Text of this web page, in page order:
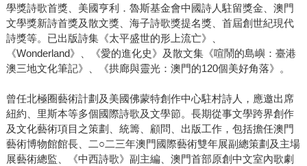
學獎詩歌首獎、美國亨利．魯斯基金會中國詩人駐留獎金、澳門
文學獎新詩首獎及散文獎、海子詩歌獎提名獎、首屆創世紀現代
詩獎等。已出版詩集《太平盛世的形上流亡》、
《Wonderland》、《愛的進化史》及散文集《喧鬧的島嶼：臺港
澳三地文化筆記》、《拱廊與靈光：澳門的120個美好角落》。
曾任北極圈藝術計劃及美國佛蒙特創作中心駐村詩人，應邀出席
紐約、里斯本等多個國際詩歌及文學節。長期從事文學跨界創作
及文化藝術項目之策劃、統籌、顧問、出版工作，包括擔任澳門
藝術博物館館長、二○二三年澳門國際藝術雙年展副總策劃及主場
展藝術總監、《中西詩歌》副主編、澳門首部原創中文室內歌劇